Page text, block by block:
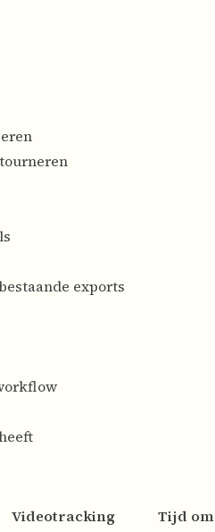
exports
Videotracking
Tijd